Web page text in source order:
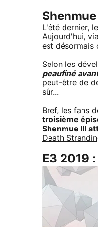
L'été dernier,
Aujourd'hui,
est désormais
Selon les
peaufiné
peut-être de
sûr...
Bref, les fans
troisième
Shenmue III
Death
E3 2019